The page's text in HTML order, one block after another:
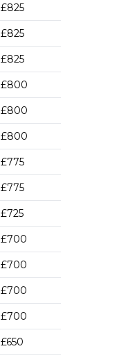
£825
£825
£825
£800
£800
£800
£775
£775
£725
£700
£700
£700
£700
£650